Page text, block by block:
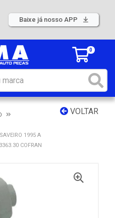
Baixe já nosso APP
0
VOLTAR
1995 A
COFRAN